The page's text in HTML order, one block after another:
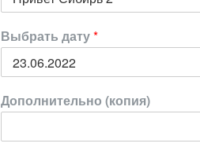
Выбрать дату*
Дополнительно (копия)